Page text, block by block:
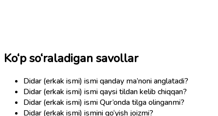
Ko‘p so‘raladigan savollar
Didar (erkak ismi) ismi qanday ma’noni anglatadi?
Didar (erkak ismi) ismi qaysi tildan kelib chiqqan?
Didar (erkak ismi) ismi Qur’onda tilga olinganmi?
Didar (erkak ismi) ismini qo‘yish joizmi?